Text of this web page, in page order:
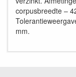
corpusbreedte –
mm.